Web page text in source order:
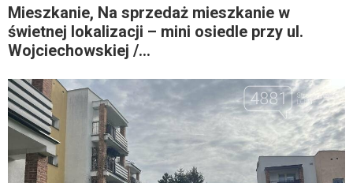
Mieszkanie, Na sprzedaż mieszkanie w
świetnej lokalizacji – mini osiedle przy ul.
Wojciechowskiej /...